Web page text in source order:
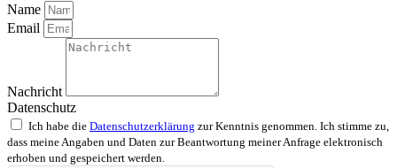
Name
Email
Nachricht
Datenschutz
Ich habe die Datenschutzerklärung zur Kenntnis genommen. Ich stimme zu,
dass meine Angaben und Daten zur Beantwortung meiner Anfrage elektronisch
erhoben und gespeichert werden.